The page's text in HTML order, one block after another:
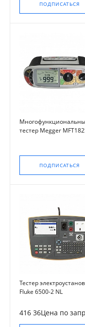
ПОДПИСАТЬСЯ
тестер Megger
ПОДПИСАТЬСЯ
Тестер
Fluke 6500-2 NL
416 36Цена по